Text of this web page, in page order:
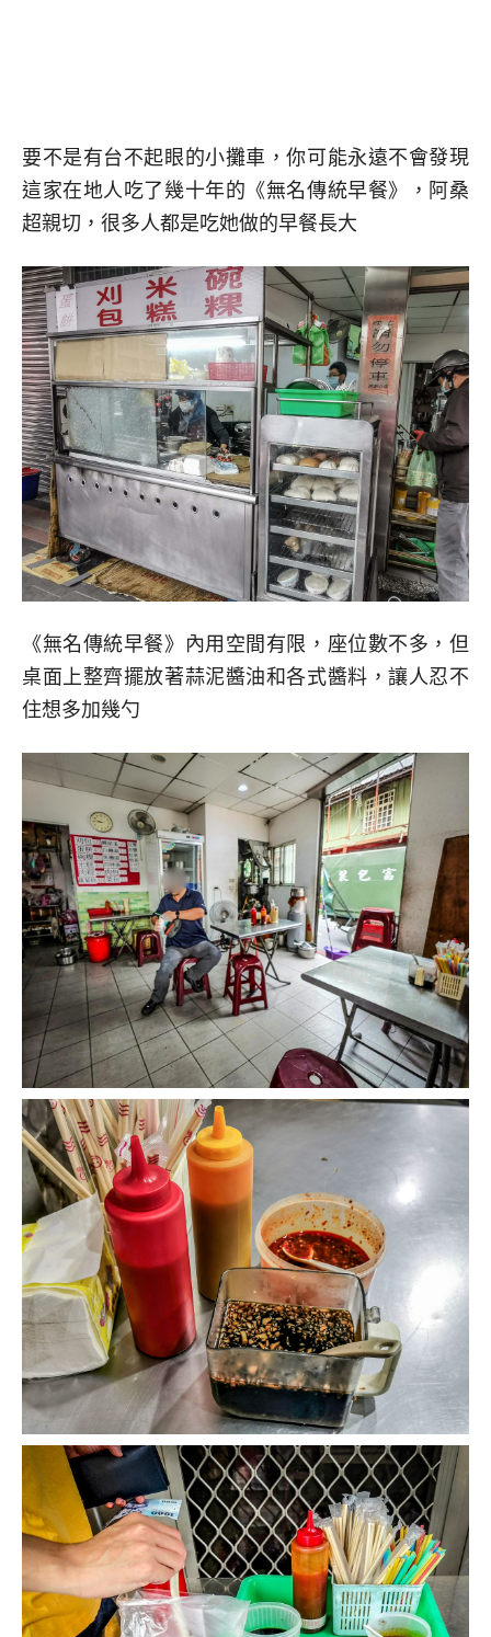
要不是有台不起眼的小攤車，你可能永遠不會發現
這家在地人吃了幾十年的《無名傳統早餐》，阿桑
超親切，很多人都是吃她做的早餐長大
《無名傳統早餐》內用空間有限，座位數不多，但
桌面上整齊擺放著蒜泥醬油和各式醬料，讓人忍不
住想多加幾勺